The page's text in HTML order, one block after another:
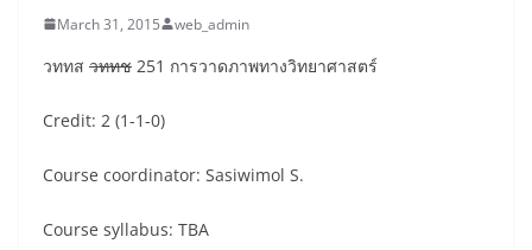
March 31, 2015 web_admin
วททส วททช 251 การวาดภาพทางวิทยาศาสตร์
Credit: 2 (1-1-0)
Course coordinator: Sasiwimol S.
Course syllabus: TBA